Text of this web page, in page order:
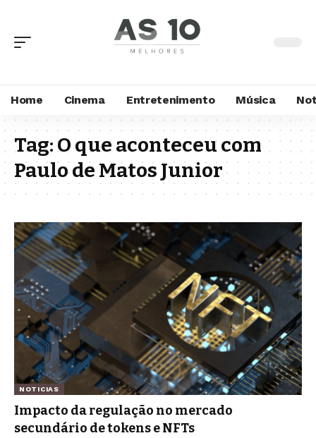
Home Cinema Entretenimento Música
Tag:O que aconteceu com
Paulo de Matos Junior
NOTICIAS
Impacto da regulação no mercado
secundário de tokens e NFTs